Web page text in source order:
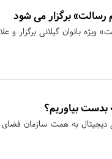
رسالت» برگزار می شود
بدست بیاوریم؟
به همت سازمان فضای